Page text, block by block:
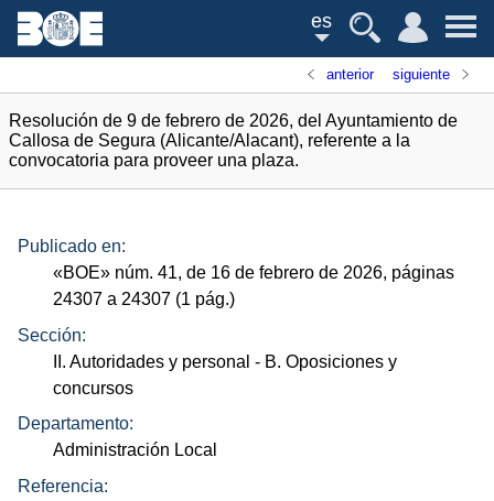
es
anterior siguiente
Resolución de 9 de febrero de 2026, del Ayuntamiento de
Callosa de Segura (Alicante/Alacant), referente a la
convocatoria para proveer una plaza.
Publicado en:
«BOE» núm. 41, de 16 de febrero de 2026, páginas
24307 a 24307 (1 pág.)
Sección:
II. Autoridades y personal - B. Oposiciones y
concursos
Departamento:
Administración Local
Referencia: